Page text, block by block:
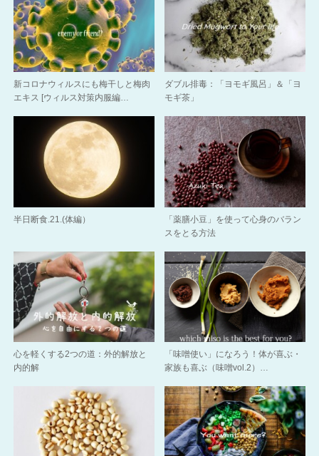
新コロナウィルスにも梅干しと梅肉
エキス [ウィルス対策内服編…
ダブル排毒：「ヨモギ風呂」＆「ヨ
モギ茶」
半日断食.21.(体編）
「薬膳小豆」を使って心身のバラン
スをとる方法
心を軽くする2つの道：外的解放と
内的解
「味噌使い」になろう！体が喜ぶ・
家族も喜ぶ（味噌vol.2）…